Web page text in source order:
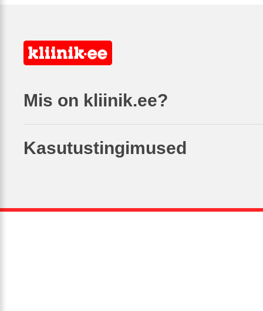
Mis on kliinik.ee?
Kasutustingimused